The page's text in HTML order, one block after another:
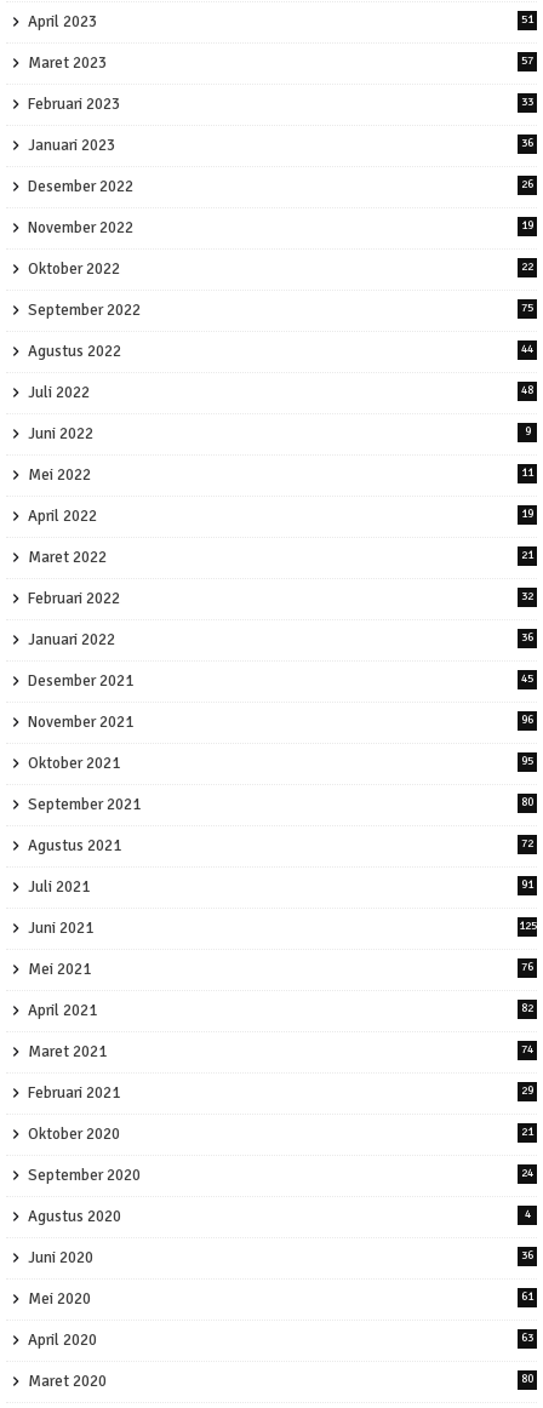
April 2023 51
Maret 2023 57
Februari 2023 33
Januari 2023 36
Desember 2022 26
November 2022 19
Oktober 2022 22
September 2022 75
Agustus 2022 44
Juli 2022 48
Juni 2022 9
Mei 2022 11
April 2022 19
Maret 2022 21
Februari 2022 32
Januari 2022 36
Desember 2021 45
November 2021 96
Oktober 2021 95
September 2021 80
Agustus 2021 72
Juli 2021 91
Juni 2021 125
Mei 2021 76
April 2021 82
Maret 2021 74
Februari 2021 29
Oktober 2020 21
September 2020 24
Agustus 2020 4
Juni 2020 36
Mei 2020 61
April 2020 63
Maret 2020 80